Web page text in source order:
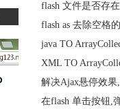
flash 文件是否存
flash as 去除空格
java TO
XML TO
解决Ajax悬停效
在flash 单击按钮,